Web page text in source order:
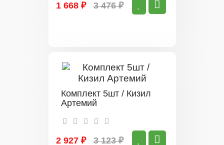
1 668 ₽ 3 476 ₽
Комплект 5шт / Кизил
Артемий
2 927 ₽ 3 123 ₽